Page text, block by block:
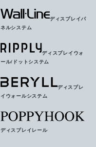
ディスプレイパ
ネルシステム
ディスプレイウォ
ール/ドットシステム
ディスプレ
イウォールシステム
ディスプレイレール